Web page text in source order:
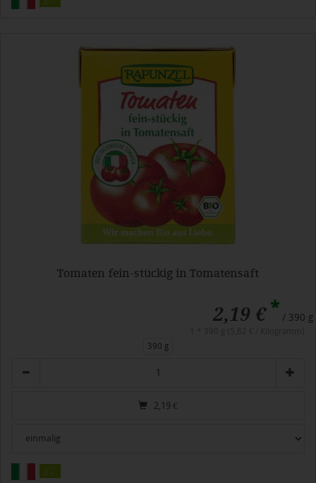
Tomaten fein-stückig in Tomatensaft
2,19 €* / 390 g
390 g
2,19 €